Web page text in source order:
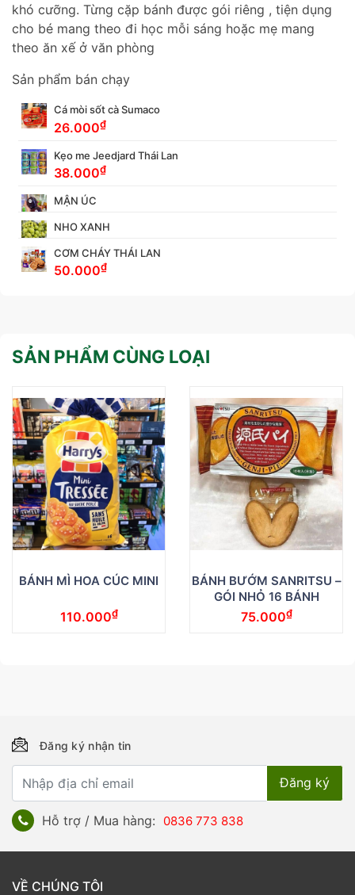
khó cưỡng. Từng cặp bánh được gói riêng , tiện dụng
cho bé mang theo đi học mỗi sáng hoặc mẹ mang
theo ăn xế ở văn phòng
Sản phẩm bán chạy
Cá mòi sốt cà Sumaco
26.000₫
Kẹo me Jeedjard Thái Lan
38.000₫
MẬN ÚC
NHO XANH
CƠM CHÁY THÁI LAN
50.000₫
SẢN PHẨM CÙNG LOẠI
BÁNH MÌ HOA CÚC MINI
110.000₫
BÁNH BƯỚM SANRITSU –
GÓI NHỎ 16 BÁNH
75.000₫
Đăng ký nhận tin
Hỗ trợ / Mua hàng: 0836 773 838
VỀ CHÚNG TÔI